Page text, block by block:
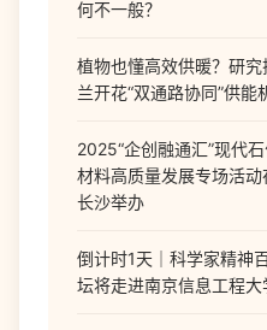
何不一般？
植物也懂高效供暖？研究
兰开花“双通路协同”供能
2025“企创融通汇”现代
材料高质量发展专场活动
长沙举办
倒计时1天｜科学家精神
坛将走进南京信息工程大